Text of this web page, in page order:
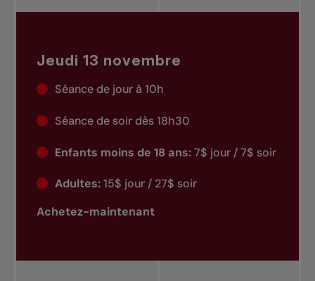
Jeudi 13 novembre
Séance de jour à 10h
Séance de soir dès 18h30
Enfants moins de 18 ans:7$ jour / 7$ soir
Adultes:15$ jour / 27$ soir
Achetez-maintenant